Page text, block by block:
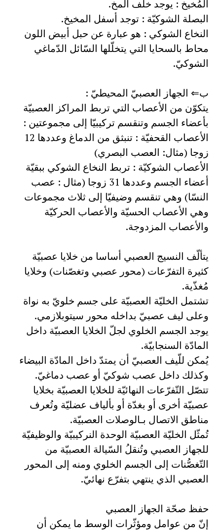
المُخيخ : يوجد خلف المخ.
البصلة الشوكيّة : توجد أسفل المخيخ.
النخاع الشوكي : هو عبارة عن حبل أبيض اللون
محاط بالسحايا التي يتخلّلها السّائل الدّماغي
الشوكيّ.
ب‌⇐ الجهاز العصبيّ المحيطيّ :
يتكوّن من الأعصاب التي تربط المراكز العصبيّة
بأعضاء الجسم وتنقسم تركيبيّا إلى مجموعتين :
الأعصاب القحفيّة : تنبثق من الدماغ وعددها 12
زوجا (مثال: العصب البصري)
الأعصاب الشوكيّة : تربط النخاع الشوكي ببقيّة
أعضاء الجسم وعددها 31 زوجا (مثال : عصب
النسّا) وهي تنقسم وضيفيّا إلى ثلاث مجموعات
وهي الأعصاب الحسيّة والأعصاب الحركيّة
والأعصاب المزدوجة.
يتألّف النسيج العصبي أساسا من خلايا عصبيّة
كثيرة التفرّعات (محور عصبي وتغصّنات) وخلايا
مُغذّية.
تشتمل الخليّة العصبيّة على جسم خلويّ به نواة
وعلى ليف عصبيّ بداخله محور سيتوبلازمي.
يوجد الجسم الخلوي لجلّ الخلايا العصبيّة داخل
المادّة السنجابيّة.
يُمكن للّيف العصبيّ أن يمتدّ داخل المادّة البيضاء
وكذلك داخل عصب شوكيّ أو عصب دماغيّ.
تتصّل التّفرّعات النهائيّة للخلايا العصبيّة بخلايا
عصبيّة أخرى أو بغدّة أو بألياف عضليّة وتُعرف
مناطق الاتصال بـالوصلات العصبيّة.
تُمثّل الخليّة العصبيّة الوحدة النركيبيّة والوظيفيّة
للجهاز العصبي وتُنقلُ السّيالة العصبيّة من
التّغصُّنات إلى الجسم الخلوي ومنه إلى المحور
العصبي الذي ينتهي بتفرّع نهائيّ.
حفظ صحّة الجهاز العصبي
إنّ من عوامل ومؤثّرات الوسط ما يمكن أن